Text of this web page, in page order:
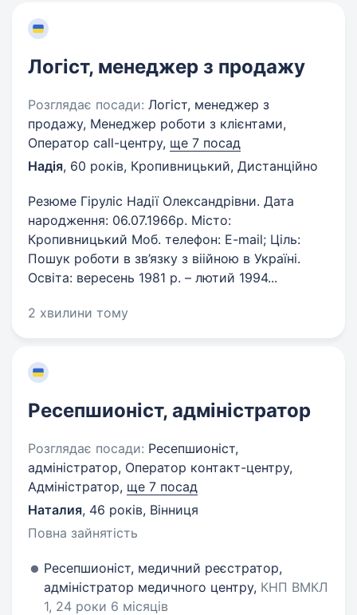
Логіст, менеджер з продажу
Розглядає посади: Логіст, менеджер з
продажу, Менеджер роботи з клієнтами,
Оператор call-центру, ще 7 посад
Надія, 60 років, Кропивницький, Дистанційно
Резюме Гіруліс Надії Олександрівни. Дата
народження: 06.07.1966р. Місто:
Кропивницький Моб. телефон: E-mail; Ціль:
Пошук роботи в зв’язку з віійною в Україні.
Освіта: вересень 1981 р. – лютий 1994...
2 хвилини тому
Ресепшионіст, адміністратор
Розглядає посади: Ресепшионіст,
адміністратор, Оператор контакт-центру,
Адміністратор, ще 7 посад
Наталия, 46 років, Вінниця
Повна зайнятість
Ресепшионіст, медичний реєстратор,
адміністратор медичного центру, КНП ВМКЛ
1, 24 роки 6 місяців